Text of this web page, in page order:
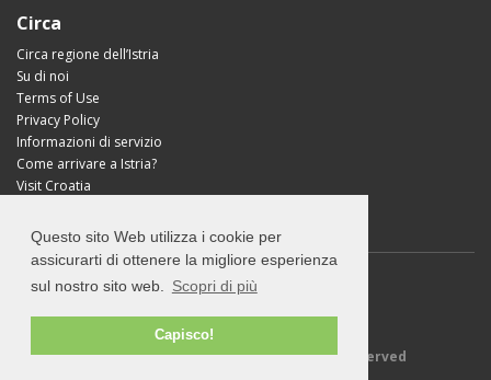
Questo sito Web utilizza i cookie per
assicurarti di ottenere la migliore esperienza
sul nostro sito web.
Scopri di più
Capisco!
Circa
Circa regione dell’Istria
Su di noi
Terms of Use
Privacy Policy
Informazioni di servizio
Come arrivare a Istria?
Visit Croatia
© 2026 Explore-Istria.com - All rights reserved